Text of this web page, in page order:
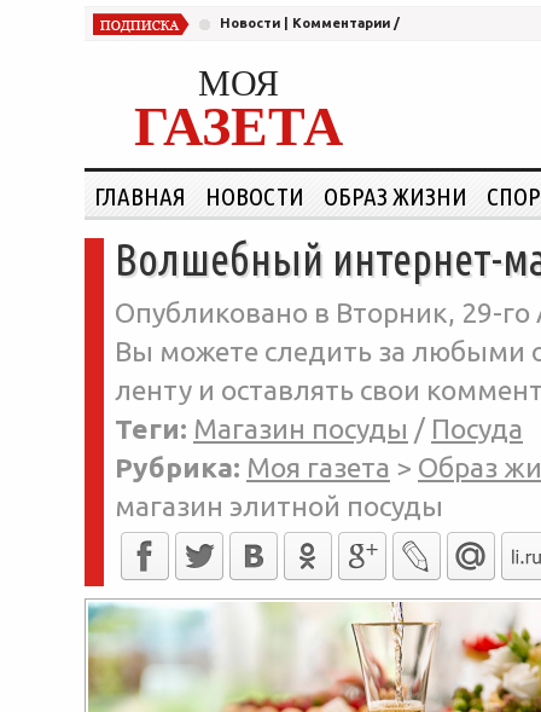
Новости Комментарии /
МОЯ
ГАЗЕТА
ГЛАВНАЯ НОВОСТИ ОБРАЗ ЖИЗНИ
Волшебный интернет-
Опубликовано в Вторник, 29-го
Вы можете следить за любыми
ленту и оставлять свои
Теги: Магазин посуды / Посуда
Рубрика: Моя газета > Образ
магазин элитной посуды